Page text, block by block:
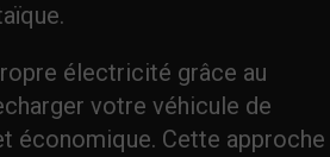
électricité grâce au
votre véhicule de
économique. Cette approche